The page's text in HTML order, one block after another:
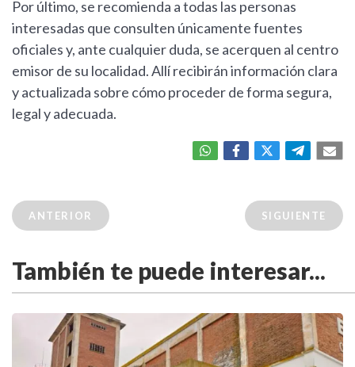
Por último, se recomienda a todas las personas
interesadas que consulten únicamente fuentes
oficiales y, ante cualquier duda, se acerquen al centro
emisor de su localidad. Allí recibirán información clara
y actualizada sobre cómo proceder de forma segura,
legal y adecuada.
ANTERIOR SIGUIENTE
También te puede interesar...